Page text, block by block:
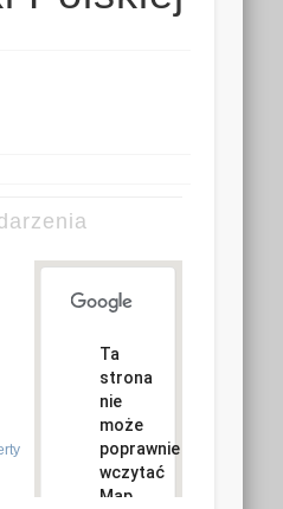
Ta
strona
nie
może
poprawnie
wczytać
Map